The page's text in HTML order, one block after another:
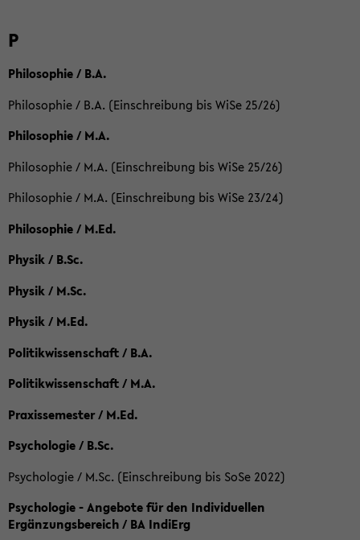
P
Philosophie / B.A.
Philosophie / B.A. (Einschreibung bis WiSe 25/26)
Philosophie / M.A.
Philosophie / M.A. (Einschreibung bis WiSe 25/26)
Philosophie / M.A. (Einschreibung bis WiSe 23/24)
Philosophie / M.Ed.
Physik / B.Sc.
Physik / M.Sc.
Physik / M.Ed.
Politikwissenschaft / B.A.
Politikwissenschaft / M.A.
Praxissemester / M.Ed.
Psychologie / B.Sc.
Psychologie / M.Sc. (Einschreibung bis SoSe 2022)
Psychologie - Angebote für den Individuellen
Ergänzungsbereich / BA IndiErg